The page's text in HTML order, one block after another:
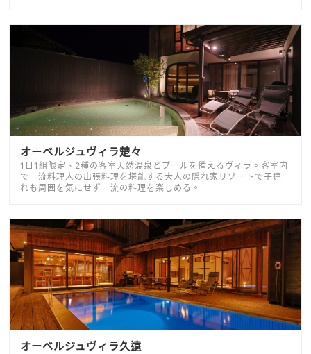
オーベルジュヴィラ楚々
1日1組限定、2種の客室天然温泉とプールを備えるヴィラ。客室内
で一流料理人の出張料理を堪能する大人の隠れ家リゾートで子連
れも周囲を気にせず一流の料理を楽しめる。
オーベルジュヴィラ久遠